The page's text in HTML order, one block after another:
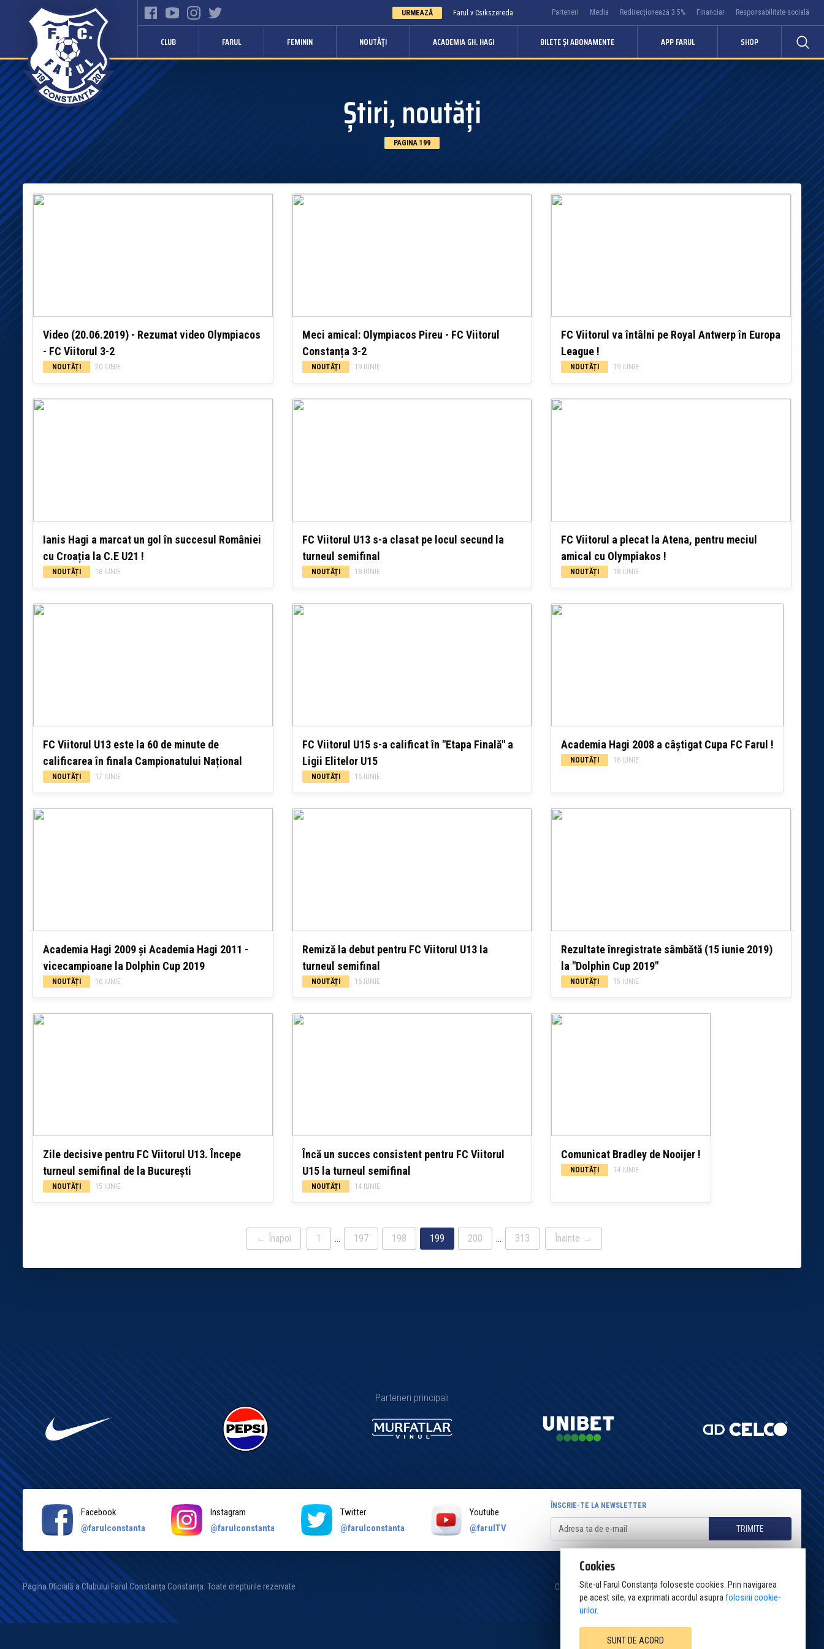
URMEAZĂ Farul v Csikszereda Parteneri Media Redirecționează 3.5% Financiar Responsabilitate socială
CLUB FARUL FEMININ NOUTĂȚI ACADEMIA GH. HAGI BILETE ȘI ABONAMENTE APP FARUL SHOP
Știri, noutăți
PAGINA 199
Video (20.06.2019) - Rezumat video Olympiacos
- FC Viitorul 3-2
NOUTĂȚI 20 IUNIE
Meci amical: Olympiacos Pireu - FC Viitorul
Constanța 3-2
NOUTĂȚI 19 IUNIE
FC Viitorul va întâlni pe Royal Antwerp în Europa
League !
NOUTĂȚI 19 IUNIE
Ianis Hagi a marcat un gol în succesul României
cu Croația la C.E U21 !
NOUTĂȚI 18 IUNIE
FC Viitorul U13 s-a clasat pe locul secund la
turneul semifinal
NOUTĂȚI 18 IUNIE
FC Viitorul a plecat la Atena, pentru meciul
amical cu Olympiakos !
NOUTĂȚI 18 IUNIE
FC Viitorul U13 este la 60 de minute de
calificarea în finala Campionatului Național
NOUTĂȚI 17 IUNIE
FC Viitorul U15 s-a calificat în "Etapa Finală" a
Ligii Elitelor U15
NOUTĂȚI 16 IUNIE
Academia Hagi 2008 a câștigat Cupa FC Farul !
NOUTĂȚI 16 IUNIE
Academia Hagi 2009 și Academia Hagi 2011 -
vicecampioane la Dolphin Cup 2019
NOUTĂȚI 16 IUNIE
Remiză la debut pentru FC Viitorul U13 la
turneul semifinal
NOUTĂȚI 16 IUNIE
Rezultate înregistrate sâmbătă (15 iunie 2019)
la "Dolphin Cup 2019"
NOUTĂȚI 15 IUNIE
Zile decisive pentru FC Viitorul U13. Începe
turneul semifinal de la București
NOUTĂȚI 15 IUNIE
Încă un succes consistent pentru FC Viitorul
U15 la turneul semifinal
NOUTĂȚI 14 IUNIE
Comunicat Bradley de Nooijer !
NOUTĂȚI 14 IUNIE
← Înapoi 1 … 197 198 199 200 … 313 Înainte →
Parteneri principali
Facebook
@farulconstanta
Instagram
@farulconstanta
Twitter
@farulconstanta
Youtube
@farulTV
ÎNSCRIE-TE LA NEWSLETTER
TRIMITE
Pagina Oficială a Clubului Farul Constanța Constanța. Toate drepturile rezervate Cookies Politica de confidențialitate Termeni și condiții Contact
Cookies
Site-ul Farul Constanța foloseste cookies. Prin navigarea
pe acest site, va exprimati acordul asupra folosirii cookie-
urilor.
SUNT DE ACORD